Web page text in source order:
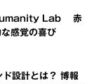
Lab 赤
感覚の喜び
設計とは？ 博報